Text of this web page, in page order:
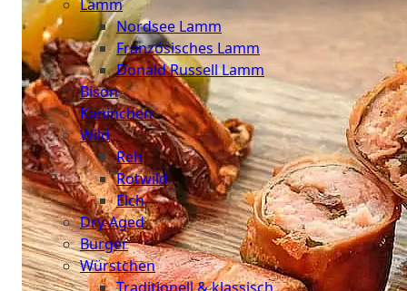
Lamm
Nordsee Lamm
Französisches Lamm
Donald Russell Lamm
Bison
Kaninchen
Wild
Reh
Rotwild
Elch
Dry-Aged
Burger
Würstchen